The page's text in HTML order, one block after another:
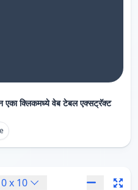
क्लिकमध्ये वेब टेबल एक्सट्रॅक्ट
x 10